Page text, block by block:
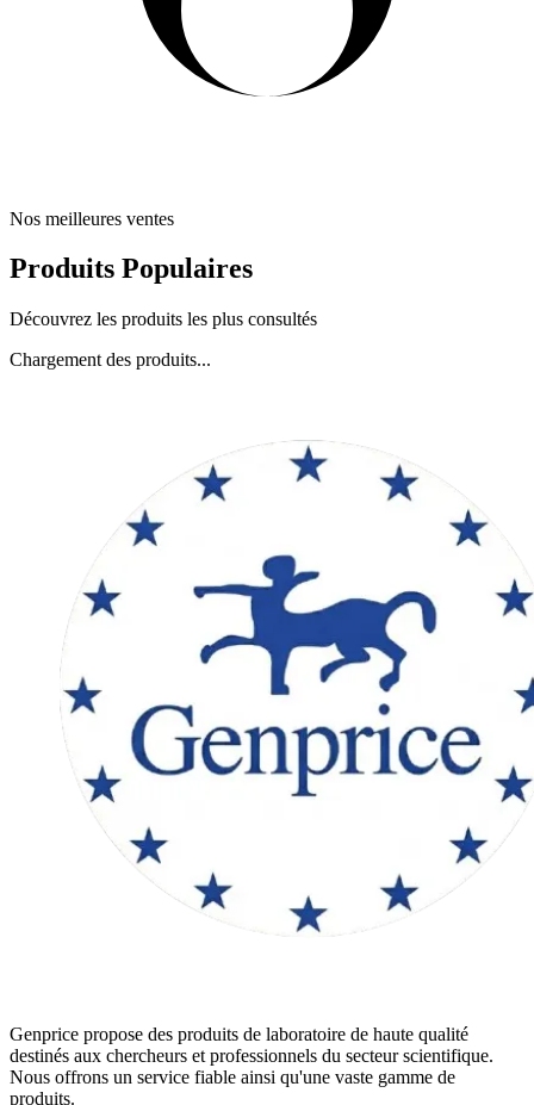
Nos meilleures ventes
Produits Populaires
Découvrez les produits les plus consultés
Chargement des produits...
Genprice propose des produits de laboratoire de haute qualité
destinés aux chercheurs et professionnels du secteur scientifique.
Nous offrons un service fiable ainsi qu'une vaste gamme de
produits.